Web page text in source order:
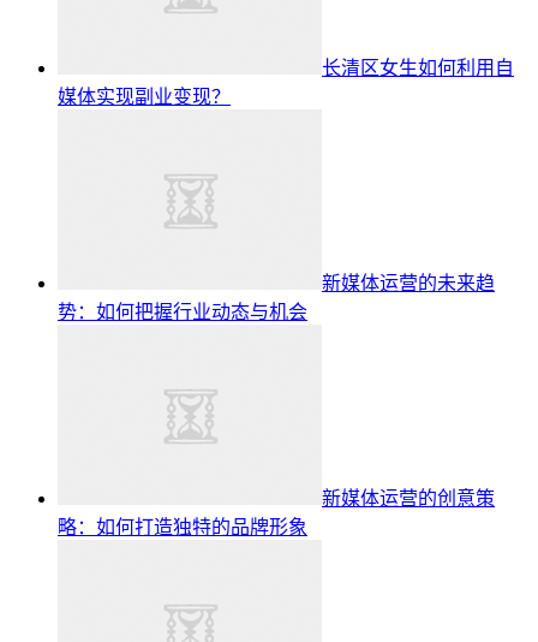
长清区女生如何利用自
媒体实现副业变现？
新媒体运营的未来趋
势：如何把握行业动态与机会
新媒体运营的创意策
略：如何打造独特的品牌形象